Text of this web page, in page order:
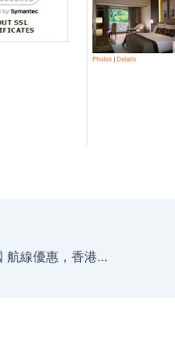
維珍航空 Virgin Atlantic 英國 航線優惠，香港飛 倫敦 $4,630起，平安夜出發！